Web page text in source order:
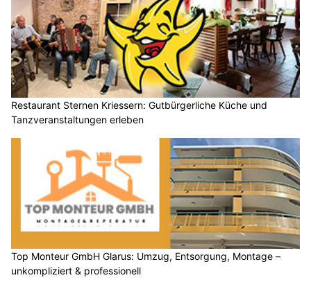
Restaurant Sternen Kriessern: Gutbürgerliche Küche und
Tanzveranstaltungen erleben
Top Monteur GmbH Glarus: Umzug, Entsorgung, Montage –
unkompliziert & professionell